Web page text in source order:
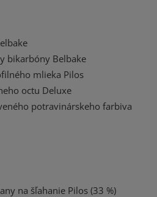
bikarbóny Belbake
mlieka Pilos
octu Deluxe
potravinárskeho farbiva
na šľahanie Pilos (33 %)